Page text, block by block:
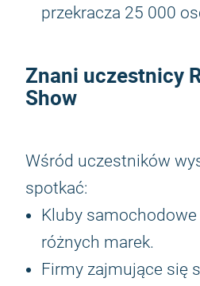
przekracza 25 000
Znani uczestnicy
Show
Wśród uczestników
spotkać:
Kluby
różnych marek.
Firmy zajmujące się